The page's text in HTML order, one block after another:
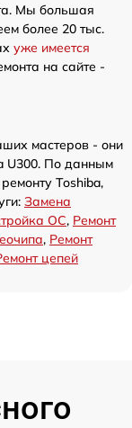
Мы большая
более 20 тыс.
уже имеется
на сайте -
мастеров - они
U300. По данным
Toshiba,
Замена
ОС, Ремонт
, Ремонт
цепей